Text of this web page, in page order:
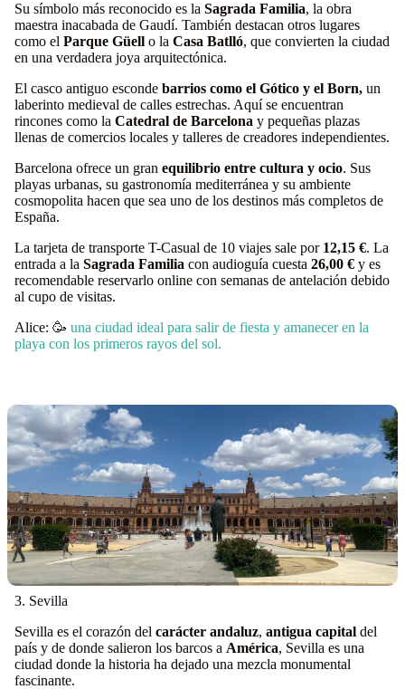
Su símbolo más reconocido es la Sagrada Familia, la obra
maestra inacabada de Gaudí. También destacan otros lugares
como el Parque Güell o la Casa Batlló, que convierten la ciudad
en una verdadera joya arquitectónica.
El casco antiguo esconde barrios como el Gótico y el Born, un
laberinto medieval de calles estrechas. Aquí se encuentran
rincones como la Catedral de Barcelona y pequeñas plazas
llenas de comercios locales y talleres de creadores independientes.
Barcelona ofrece un gran equilibrio entre cultura y ocio. Sus
playas urbanas, su gastronomía mediterránea y su ambiente
cosmopolita hacen que sea uno de los destinos más completos de
España.
La tarjeta de transporte T-Casual de 10 viajes sale por 12,15 €. La
entrada a la Sagrada Familia con audioguía cuesta 26,00 € y es
recomendable reservarlo online con semanas de antelación debido
al cupo de visitas.
Alice: 🥳 una ciudad ideal para salir de fiesta y amanecer en la
playa con los primeros rayos del sol.
3. Sevilla
Sevilla es el corazón del carácter andaluz, antigua capital del
país y de donde salieron los barcos a América, Sevilla es una
ciudad donde la historia ha dejado una mezcla monumental
fascinante.